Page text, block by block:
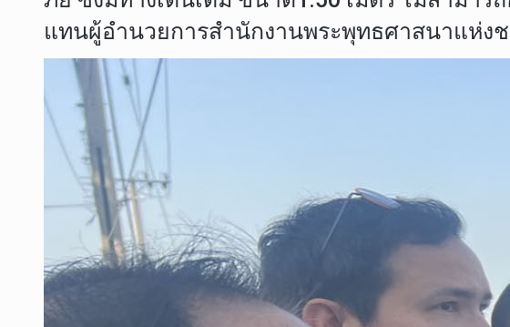
แทนผู้อำนวยการสำนักงานพระพุทธศาสนาแห่ง